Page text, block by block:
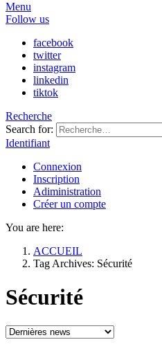
Menu
Follow us
facebook
twitter
instagram
linkedin
tiktok
Recherche
Search for:
Identifiant
Connexion
Inscription
Adiministration
Créer un compte
You are here:
ACCUEIL
Tag Archives: Sécurité
Sécurité